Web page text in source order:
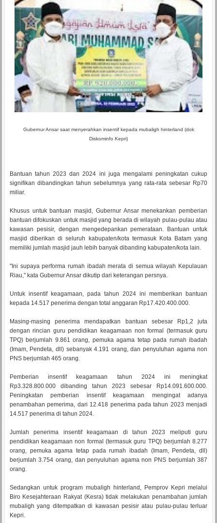
Gubernur Ansar saat menyerahkan insentif kepada mubaligh hinterland (dok
Diskominfo Kepri)
Bantuan tahun 2023 dan 2024 ini juga mengalami peningkatan cukup
signifikan dibandingkan tahun sebelumnya yang rata-rata sebesar Rp70
miliar.
Khusus untuk bantuan masjid, Gubernur Ansar menekankan pemberian
bantuan difokuskan untuk masjid yang berada di wilayah pulau-pulau atau
kawasan pesisir, dengan mengedepankan pemerataan. Bantuan untuk
masjid diberikan di seluruh kabupaten/kota termasuk Kota Batam yang
memiliki jumlah masjid jauh lebih banyak dibanding kabupaten/kota lain.
"Ini supaya performa rumah ibadah merata di semua wilayah Kepulauan
Riau," kata Gubernur Ansar dikutip dari keterangan persnya.
Untuk insentif keagamaan, pada tahun 2024 ini memberikan bantuan
kepada 14.517 penerima dengan total anggaran Rp17.420.400.000.
Masing-masing penerima mendapatkan bantuan sebesar Rp1,2 juta
dengan rincian guru pendidikan keagamaan non formal (termasuk guru
TPQ) berjumlah 9.861 orang, pemuka agama tetap pada rumah ibadah
(Imam, Pendeta, dll) sebanyak 4.191 orang, dan penyuluhan agama non
PNS berjumlah 465 orang.
Pemberian insentif keagamaan tahun 2024 ini meningkat
Rp3.328.800.000 dibanding tahun 2023 sebesar Rp14.091.600.000.
Peningkatan pemberian insentif keagamaan mengingat adanya
penambahan pemerima, dari 12.418 penerima pada tahun 2023 menjadi
14.517 penerima di tahun 2024.
Jumlah penerima insentif keagamaan di tahun 2023 meliputi guru
pendidikan keagamaan non formal (termasuk guru TPQ) berjumlah 8.277
orang, pemuka agama tetap pada rumah ibadah (Imam, Pendeta, dll)
berjumlah 3.754 orang, dan penyuluhan agama non PNS berjumlah 387
orang.
Sedangkan untuk program mubaligh hinterland, Pemprov Kepri melalui
Biro Kesejahteraan Rakyat (Kesra) tidak melakukan penambahan jumlah
mubaligh yang ditempatkan di kawasan pesisir atau pulau-pulau terluar
Kepri.